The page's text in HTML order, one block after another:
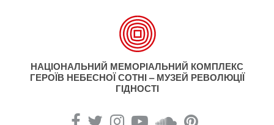
НАЦІОНАЛЬНИЙ МЕМОРІАЛЬНИЙ КОМПЛЕКС
ГЕРОЇВ НЕБЕСНОЇ СОТНІ – МУЗЕЙ РЕВОЛЮЦІЇ
ГІДНОСТІ